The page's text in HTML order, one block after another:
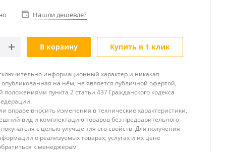
Нашли дешевле?
В корзину Купить в 1 клик
информационный характер и никакая
на нём, не является публичной офертой,
положениями пункта 2 статьи 437 Гражданского кодекса
вправе вносить изменения в технические характеристики,
вид и комплектацию товаров без предварительного
с целью улучшения его свойств. Для получения
о реализуемых товарах, услугах и их цене
к менеджерам